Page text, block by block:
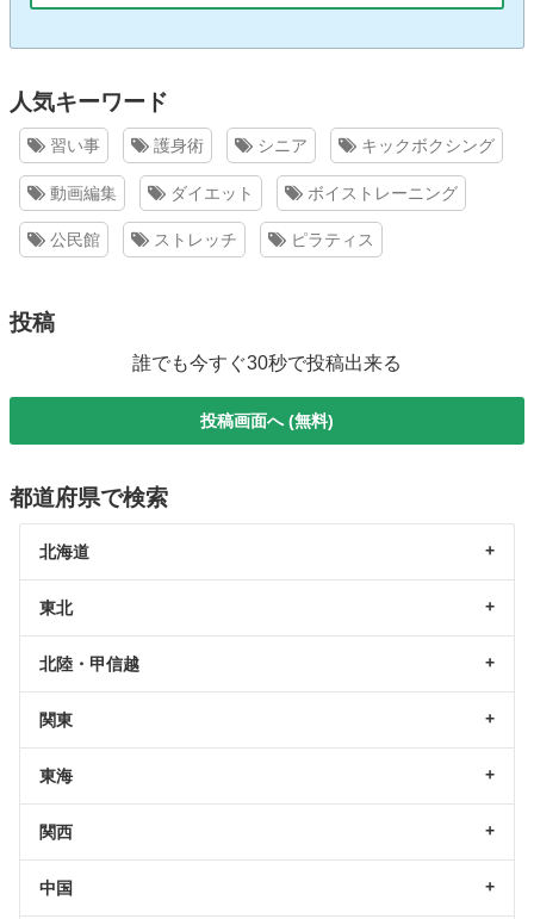
人気キーワード
習い事 護身術 シニア キックボクシング
動画編集 ダイエット ボイストレーニング
公民館 ストレッチ ピラティス
投稿
誰でも今すぐ30秒で投稿出来る
投稿画面へ (無料)
都道府県で検索
北海道
東北
北陸・甲信越
関東
東海
関西
中国